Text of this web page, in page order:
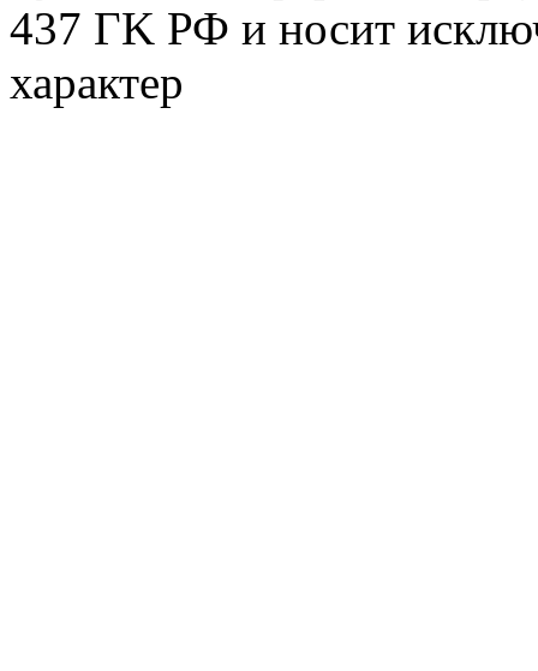
437 ГK РФ и носит
характер